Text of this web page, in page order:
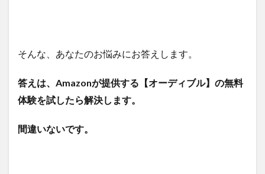
そんな、あなたのお悩みにお答えします。
答えは、Amazonが提供する【オーディブル】の無料
体験を試したら解決します。
間違いないです。